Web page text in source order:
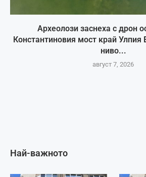
Археолози заснеха с дрон
Константиновия мост край Улпия
ниво...
август 7, 2026
Най-важното